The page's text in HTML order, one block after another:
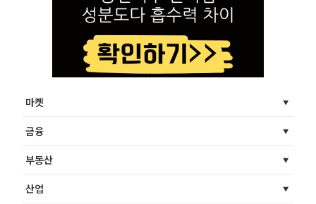
마켓
금융
부동산
산업